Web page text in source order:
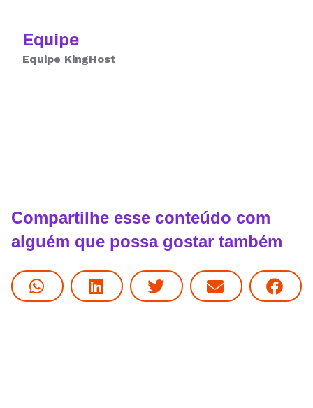
Equipe
Equipe KingHost
Compartilhe esse conteúdo com
alguém que possa gostar também